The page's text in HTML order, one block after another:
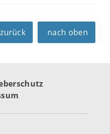
zurück nach oben